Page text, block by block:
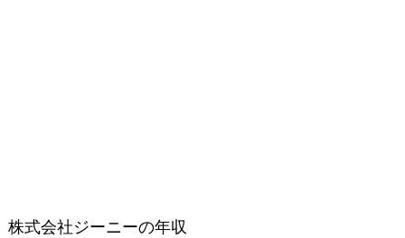
株式会社ジーニーの年収